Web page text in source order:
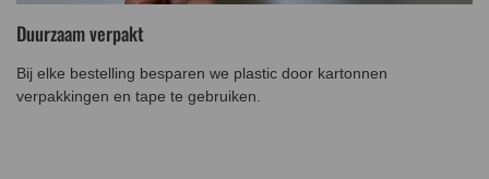
Duurzaam verpakt
Bij elke bestelling besparen we plastic door kartonnen
verpakkingen en tape te gebruiken.